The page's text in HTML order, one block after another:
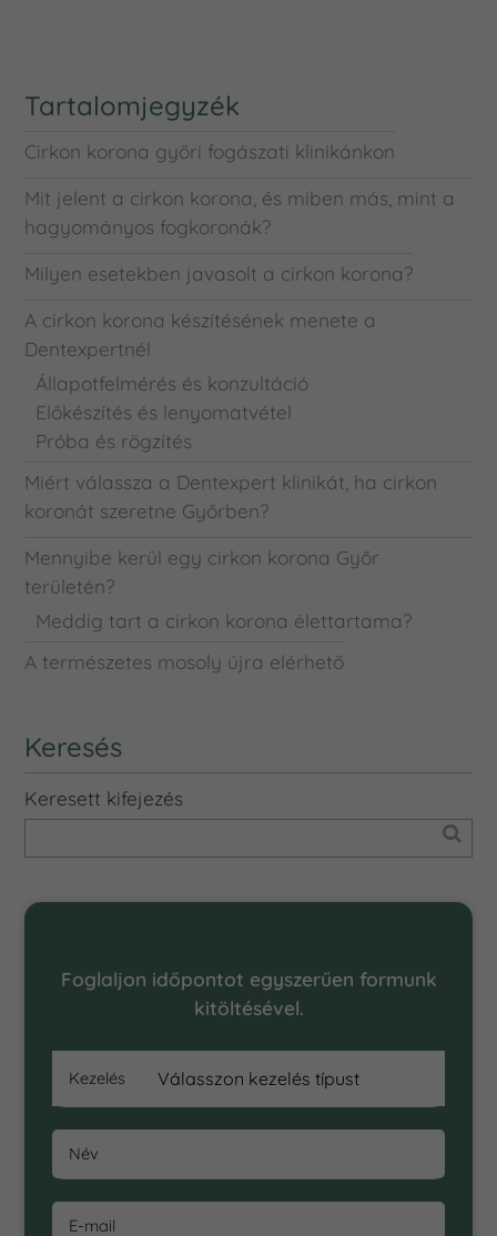
Tartalomjegyzék
Cirkon korona győri fogászati klinikánkon
Mit jelent a cirkon korona, és miben más, mint a
hagyományos fogkoronák?
Milyen esetekben javasolt a cirkon korona?
A cirkon korona készítésének menete a
Dentexpertnél
Állapotfelmérés és konzultáció
Előkészítés és lenyomatvétel
Próba és rögzítés
Miért válassza a Dentexpert klinikát, ha cirkon
koronát szeretne Győrben?
Mennyibe kerül egy cirkon korona Győr
területén?
Meddig tart a cirkon korona élettartama?
A természetes mosoly újra elérhető
Keresés
Keresett kifejezés
Foglaljon időpontot egyszerűen formunk
kitöltésével.
Kezelés
Név
E-mail